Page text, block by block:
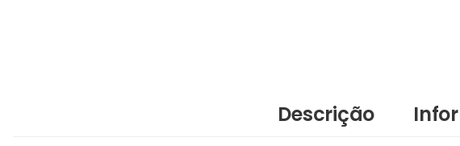
Descrição